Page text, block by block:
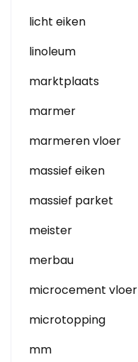
licht eiken
linoleum
marktplaats
marmer
marmeren vloer
massief eiken
massief parket
meister
merbau
microcement vloer
microtopping
mm